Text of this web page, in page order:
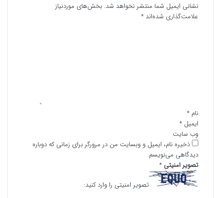
نشانی ایمیل شما منتشر نخواهد شد. بخش‌های موردنیاز
علامت‌گذاری شده‌اند *
نام *
ایمیل *
وب‌ سایت
ذخیره نام، ایمیل و وبسایت من در مرورگر برای زمانی که دوباره
دیدگاهی می‌نویسم.
تصویر امنیتی *
تصویر امنیتی را وارد کنید: